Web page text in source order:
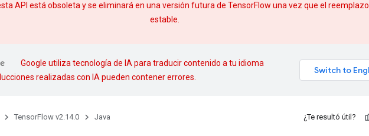
API está obsoleta y se eliminará en una versión futura de TensorFlow una vez que el reemplazo
estable.
Google utiliza tecnología de IA para traducir contenido a tu idioma
realizadas con IA pueden contener errores.
TensorFlow v2.14.0 Java ¿Te resultó útil?